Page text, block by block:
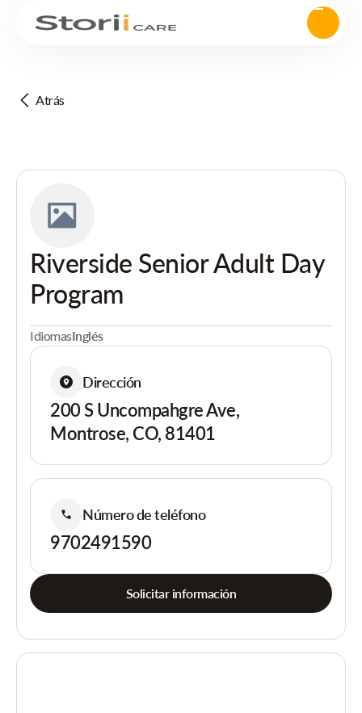
Atrás
Riverside Senior Adult Day
Program
IdiomasInglés
Dirección
200 S Uncompahgre Ave,
Montrose, CO, 81401
Número de teléfono
9702491590
Solicitar información